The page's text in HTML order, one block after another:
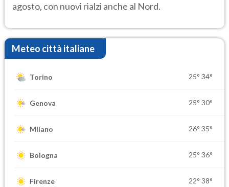
agosto, con nuovi rialzi anche al Nord.
Meteo città italiane
Torino 25° 34°
Genova 25° 30°
Milano 26° 35°
Bologna 25° 36°
Firenze 22° 38°